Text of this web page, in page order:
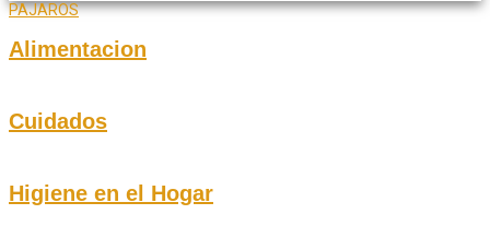
PAJAROS
Alimentacion
Cuidados
Higiene en el Hogar